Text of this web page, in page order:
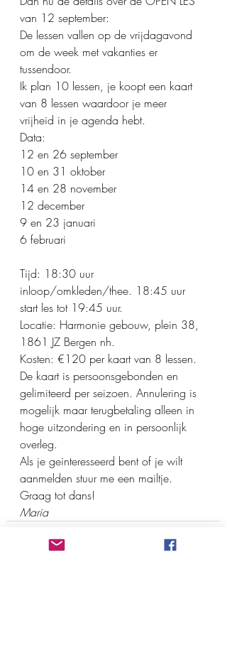
van 12 september:
De lessen vallen op de vrijdagavond
om de week met vakanties er
tussendoor.
Ik plan 10 lessen, je koopt een kaart
van 8 lessen waardoor je meer
vrijheid in je agenda hebt.
Data:
12 en 26 september
10 en 31 oktober
14 en 28 november
12 december
9 en 23 januari
6 februari
Tijd: 18:30 uur
inloop/omkleden/thee. 18:45 uur
start les tot 19:45 uur.
Locatie: Harmonie gebouw, plein 38,
1861 JZ Bergen nh.
Kosten: €120 per kaart van 8 lessen.
De kaart is persoonsgebonden en
gelimiteerd per seizoen. Annulering is
mogelijk maar terugbetaling alleen in
hoge uitzondering en in persoonlijk
overleg.
Als je geinteresseerd bent of je wilt
aanmelden stuur me een mailtje.
Graag tot dans!
Maria